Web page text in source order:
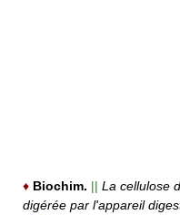
♦ Biochim. || La cellulose
digérée par l'appareil